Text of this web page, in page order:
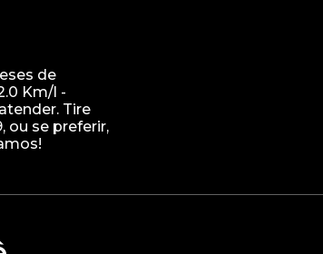
de
Km/l -
Tire
ou se preferir,